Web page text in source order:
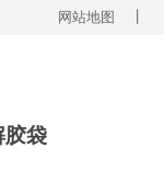
网站地图
胶袋